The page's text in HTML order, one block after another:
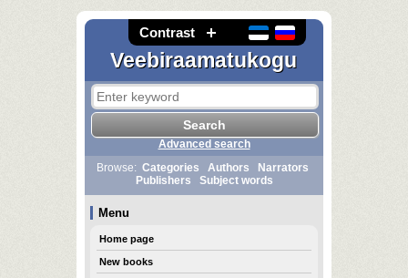
Contrast
Veebiraamatukogu
Advanced search
Browse: Categories Authors
Narrators
Publishers
Subject words
Menu
Home page
New books